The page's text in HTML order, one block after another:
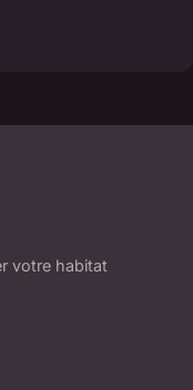
votre habitat